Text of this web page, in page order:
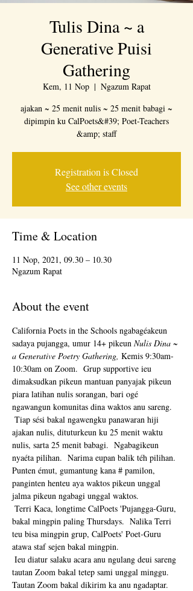
Tulis Dina ~ a
Generative Puisi
Gathering
Kem, 11 Nop
  |
Ngazum Rapat
ajakan ~ 25 menit nulis ~ 25 menit babagi ~
dipimpin ku CalPoets&#39; Poet-Teachers
&amp; staff
Registration is Closed
See other events
Time & Location
11 Nop, 2021, 09.30 – 10.30
Ngazum Rapat
About the event
California Poets in the Schools ngabagéakeun
sadaya pujangga, umur 14+ pikeun Nulis Dina ~
a Generative Poetry Gathering, Kemis 9:30am-
10:30am on Zoom.  Grup supportive ieu
dimaksudkan pikeun mantuan panyajak pikeun
piara latihan nulis sorangan, bari ogé
ngawangun komunitas dina waktos anu sareng.
ajakan nulis, dituturkeun ku 25 menit waktu
nulis, sarta 25 menit babagi.  Ngabagikeun
nyaéta pilihan.  Narima eupan balik téh pilihan.
Punten émut, gumantung kana # pamilon,
panginten henteu aya waktos pikeun unggal
jalma pikeun ngabagi unggal waktos.
bakal mingpin paling Thursdays.  Nalika Terri
teu bisa mingpin grup, CalPoets' Poet-Guru
atawa staf sejen bakal mingpin.
tautan Zoom bakal tetep sami unggal minggu.
Tautan Zoom bakal dikirim ka anu ngadaptar.